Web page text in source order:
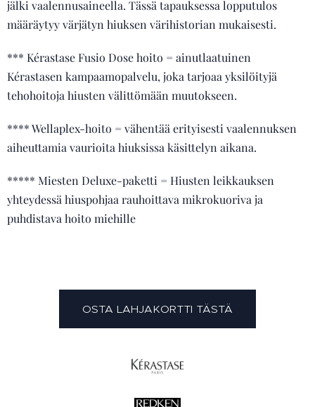
jälki vaalennusaineella. Tässä tapauksessa lopputulos
määräytyy värjätyn hiuksen värihistorian mukaisesti.
*** Kérastase Fusio Dose hoito = ainutlaatuinen
Kérastasen kampaamopalvelu, joka tarjoaa yksilöityjä
tehohoitoja hiusten välittömään muutokseen.
**** Wellaplex-hoito = vähentää erityisesti vaalennuksen
aiheuttamia vaurioita hiuksissa käsittelyn aikana.
***** Miesten Deluxe-paketti = Hiusten leikkauksen
yhteydessä hiuspohjaa rauhoittava mikrokuoriva ja
puhdistava hoito miehille
OSTA LAHJAKORTTI TÄSTÄ